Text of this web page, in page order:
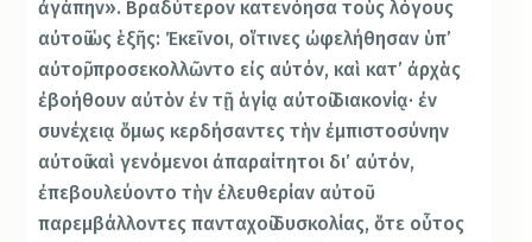
ἀγάπην». Βραδύτερον κατενόησα τοὺς λόγους
αὐτοῦ ὡς ἑξῆς: Ἐκεῖνοι, οἵτινες ὠφελήθησαν ὑπ’
αὐτοῦ, προσεκολλῶντο εἰς αὐτόν, καὶ κατ’ ἀρχὰς
ἐβοήθουν αὐτὸν ἐν τῇ ἁγίᾳ αὐτοῦ διακονίᾳ· ἐν
συνέχειᾳ ὅμως κερδήσαντες τὴν ἐμπιστοσύνην
αὐτοῦ καὶ γενόμενοι ἀπαραίτητοι δι’ αὐτόν,
ἐπεβουλεύοντο τὴν ἐλευθερίαν αὐτοῦ
παρεμβάλλοντες πανταχοῦ δυσκολίας, ὅτε οὗτος